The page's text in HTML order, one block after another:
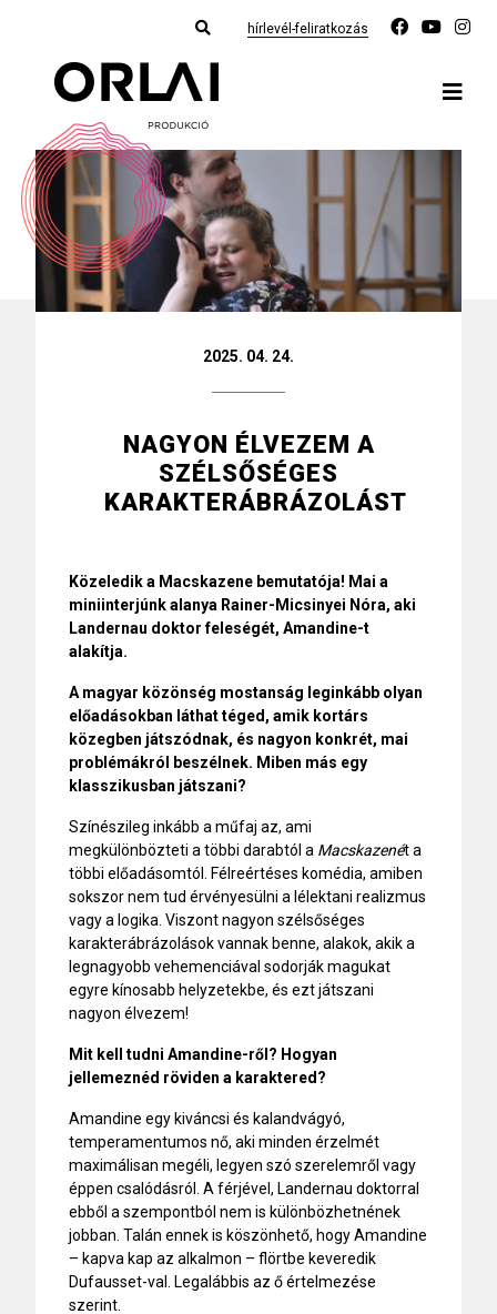
hírlevél-feliratkozás
2025. 04. 24.
NAGYON ÉLVEZEM A
SZÉLSŐSÉGES
KARAKTERÁBRÁZOLÁST
Közeledik a Macskazene bemutatója! Mai a
miniinterjúnk alanya Rainer-Micsinyei Nóra, aki
Landernau doktor feleségét, Amandine-t
alakítja.
A magyar közönség mostanság leginkább olyan
előadásokban láthat téged, amik kortárs
közegben játszódnak, és nagyon konkrét, mai
problémákról beszélnek. Miben más egy
klasszikusban játszani?
Színészileg inkább a műfaj az, ami
megkülönbözteti a többi darabtól a Macskazenét a
többi előadásomtól. Félreértéses komédia, amiben
sokszor nem tud érvényesülni a lélektani realizmus
vagy a logika. Viszont nagyon szélsőséges
karakterábrázolások vannak benne, alakok, akik a
legnagyobb vehemenciával sodorják magukat
egyre kínosabb helyzetekbe, és ezt játszani
nagyon élvezem!
Mit kell tudni Amandine-ről? Hogyan
jellemeznéd röviden a karaktered?
Amandine egy kiváncsi és kalandvágyó,
temperamentumos nő, aki minden érzelmét
maximálisan megéli, legyen szó szerelemről vagy
éppen csalódásról. A férjével, Landernau doktorral
ebből a szempontból nem is különbözhetnének
jobban. Talán ennek is köszönhető, hogy Amandine
– kapva kap az alkalmon – flörtbe keveredik
Dufausset-val. Legalábbis az ő értelmezése
szerint.